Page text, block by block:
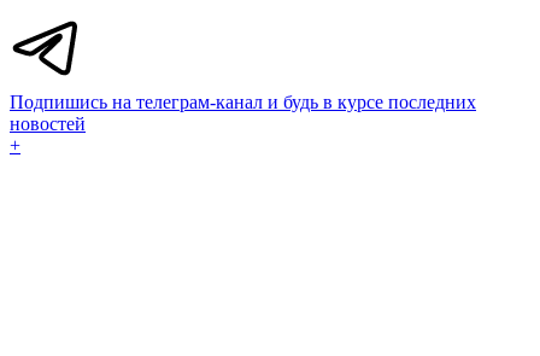
Подпишись на телеграм-канал и будь в курсе последних
новостей
+